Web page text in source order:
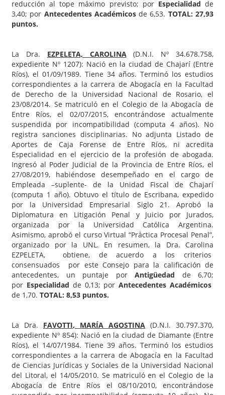
reducción al tope máximo previsto; por Especialidadde
3,40; por Antecedentes Académicosde 6,53. TOTAL: 27,93
puntos.
La Dra. EZPELETA, CAROLINA(D.N.I. Nº 34.678.758,
expediente Nº 1207): Nació en la ciudad de Chajarí (Entre
Ríos), el 01/09/1989. Tiene 34 años. Terminó los estudios
correspondientes a la carrera de Abogacía en la Facultad
de Derecho de la Universidad Nacional de Rosario, el
23/08/2014. Se matriculó en el Colegio de la Abogacía de
Entre Ríos, el 02/07/2015, encontrándose actualmente
suspendida por incompatibilidad (computa 4 años). No
registra sanciones disciplinarias. No adjunta Listado de
Aportes de Caja Forense de Entre Ríos, ni acredita
Especialidad en el ejercicio de la profesión de abogada.
Ingresó al Poder Judicial de la Provincia de Entre Ríos, el
27/08/2019, habiéndose desempeñado en el cargo de
Empleada –suplente- de la Unidad Fiscal de Chajarí
(computa 1 año). Obtuvo el título de Escribana, expedido
por la Universidad Empresarial Siglo 21. Aprobó la
Diplomatura en Litigación Penal y Juicio por Jurados,
organizada por la Universidad Católica Argentina.
Asimismo, aprobó el curso Virtual “Práctica Procesal Penal”,
organizado por la UNL. En resumen, la Dra. Carolina
EZPELETA, obtiene, de acuerdo a los criterios
consensuados por este Consejo para la calificación de
antecedentes, un puntaje por Antigüedad de 6,70;
por Especialidad de 0,13; porAntecedentes Académicos
de 1,70. TOTAL: 8,53 puntos.
La Dra. FAVOTTI, MARÍA AGOSTINA (D.N.I. 30.797.370,
expediente Nº 854): Nació en la ciudad de Diamante (Entre
Ríos), el 14/07/1984. Tiene 39 años. Terminó los estudios
correspondientes a la carrera de Abogacía en la Facultad
de Ciencias Jurídicas y Sociales de la Universidad Nacional
del Litoral, el 14/05/2010. Se matriculó en el Colegio de la
Abogacía de Entre Ríos el 08/10/2010, encontrándose